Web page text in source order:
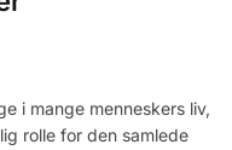
i mange menneskers liv,
rolle for den samlede